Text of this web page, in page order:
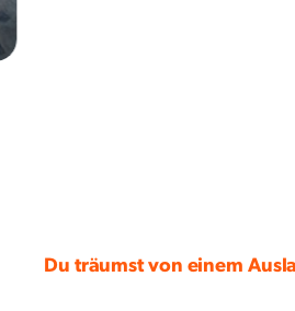
Du träumst von einem